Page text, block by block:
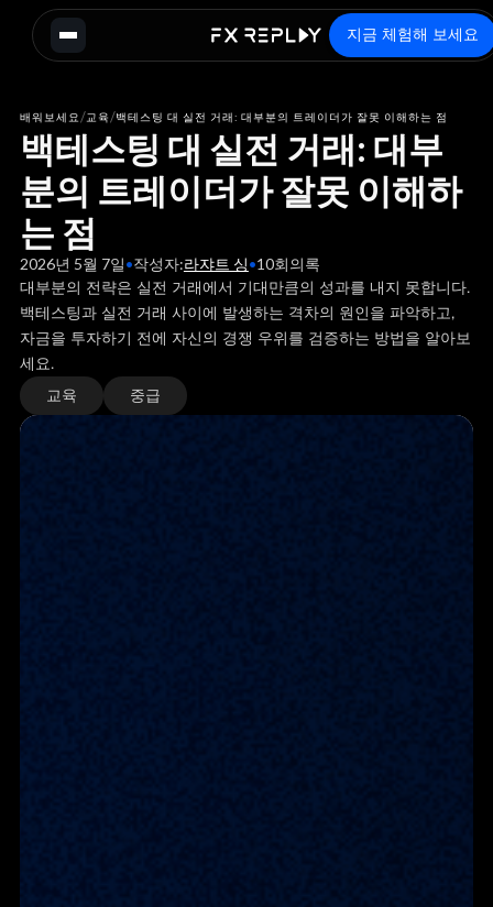
지금 체험해 보세요
배워보세요/교육/백테스팅 대 실전 거래: 대부분의 트레이더가 잘못 이해하는 점
백테스팅 대 실전 거래: 대부
분의 트레이더가 잘못 이해하
는 점
2026년 5월 7일•작성자:라쟈트 싱•10회의록
대부분의 전략은 실전 거래에서 기대만큼의 성과를 내지 못합니다.
백테스팅과 실전 거래 사이에 발생하는 격차의 원인을 파악하고,
자금을 투자하기 전에 자신의 경쟁 우위를 검증하는 방법을 알아보
세요.
교육 중급